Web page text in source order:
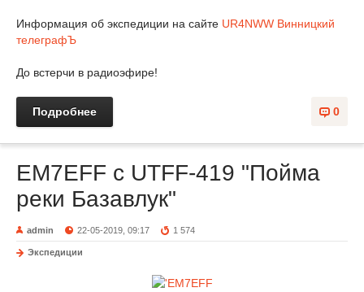
Информация об экспедиции на сайте UR4NWW Винницкий
телеграфЪ
До встерчи в радиоэфире!
0
Подробнее
EM7EFF c UTFF-419 "Пойма
реки Базавлук"
admin 22-05-2019, 09:17 1 574
Экспедиции